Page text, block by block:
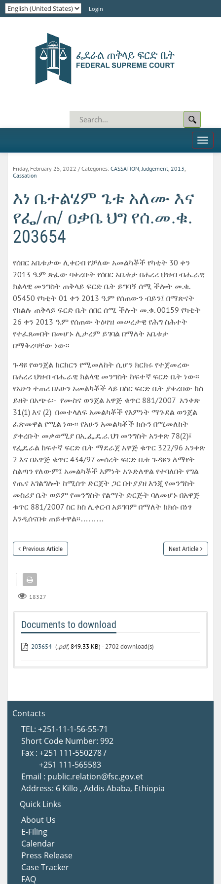
Login
Toggle
Friday, February 25, 2022 / Categories: CASSATION,Judgement, 2013,
Cassation
እነ ቤተልሄም ጌቱ አለሙ እና
የፌ/ጠ/ ዐቃቤ ህግ የሰ.መ.ቁ.
203654
የሰበር አቤቱታው ሊቀርብ የቻለው አመልካቾች የካቲት 30 ቀን
2013 ዓ.ም ጽፈው ባቀረቡት የሰበር አቤቱታ በሐረሪ ህዝብ ብሔራዊ
ክልላዊ መንግስት ጠቅላይ ፍርድ ቤት ይግባኝ ሰሚ ችሎት መ.ቁ.
05450 የካቲት 01 ቀን 2013 ዓ.ም የሰጠውን ብይን፤ በማጽናት
የክልሉ ጠቅላይ ፍርድ ቤት ሰበር ሰሚ ችሎት መ.ቁ. 00159 የካቲት
26 ቀን 2013 ዓ.ም የሰጠው ትዕዛዝ መሠረታዊ የሕግ ስሕተት
የተፈጸመበት በመሆኑ ሊታረም ይገባል በማለት አቤቱታ
በማቅረባቸው ነው፡፡
ጉዳዩ የወንጀል ክርክርን የሚመለከት ሲሆን ክርክሩ የተጀመረው
በሐረሪ ህዝብ ብሔራዊ ክልላዊ መንግስት ከፍተኛ ፍርድ ቤት ነው፡፡
የአሁን ተጠሪ በአሁን አመልካቾች ላይ በስር ፍርድ ቤት ያቀረበው ክስ
ይዘት በአጭሩ፡- የሙስና ወንጀል አዋጅ ቁጥር 881/2007 አንቀጽ
31(1) እና (2) በመተላለፍ አመልካቾች የእምነት ማጉደል ወንጀል
ፈጽመዋል የሚል ነው፡፡ የአሁን አመልካቾች ክሱን በሚመለከት
ያቀረቡት መቃወሚያ በኢ.ፌ.ዴ.ሪ. ህገ መንግስት አንቀጽ 78(2)፤
የፌዴራል ከፍተኛ ፍርድ ቤት ማደራጀ አዋጅ ቁጥር 322/96 አንቀጽ
2 እና በአዋጅ ቁጥር 434/97 መሰረት ፍርድ ቤቱ ጉዳዩን ለማየት
ስልጣን የለውም፤ አመልካቾች እምነት አጉድለዋል የተባለበት የግል
የጤና አገልግሎት ከሚሰጥ ድርጀት ጋር በተያያዘ እንጂ የመንግስት
መስሪያ ቤት ወይም የመንግስት የልማት ድርጅት ባለመሆኑ በአዋጅ
ቁጥር 881/2007 ስር ክስ ሊቀርብ አይገባም በማለት ከክሱ በነፃ
እንዲሰናበቱ ጠይቀዋል፡፡………
Previous Article Next Article
18327
Documents to download
203654 (.pdf, 849.33 KB) - 2702 download(s)
Contacts
TEL: +251-11-1-56-55-71
Short Code Number: 992
Fax : +251 111-550278 /
+251 111-565583
Email : public.relation@fsc.gov.et
Address: 6 Killo , Addis Ababa, Ethiopia
Quick Links
About Us
E-Filing
Calendar
Press Release
Case Tracker
FAQ